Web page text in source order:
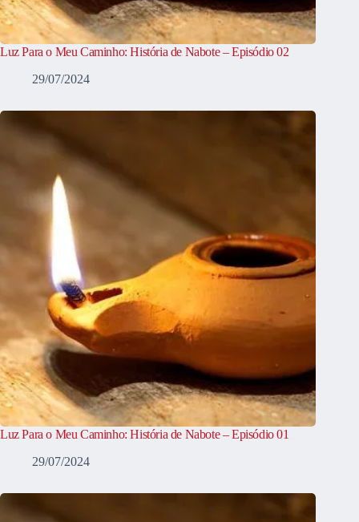
Luz Para o Meu Caminho: História de Nabote – Episódio 02
29/07/2024
Luz Para o Meu Caminho: História de Nabote – Episódio 01
29/07/2024